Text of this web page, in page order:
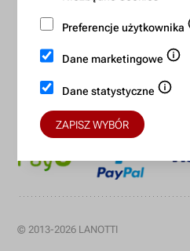
Konto bankowe:
15 1140 2004 0000 3702 7470 6466
BIC/SWIFT: BREXPLPWMBK
© 2013-2026 LANOTTI
Preferencje użytkownika
Dane marketingowe
Dane statystyczne
ZAPISZ WYBÓR